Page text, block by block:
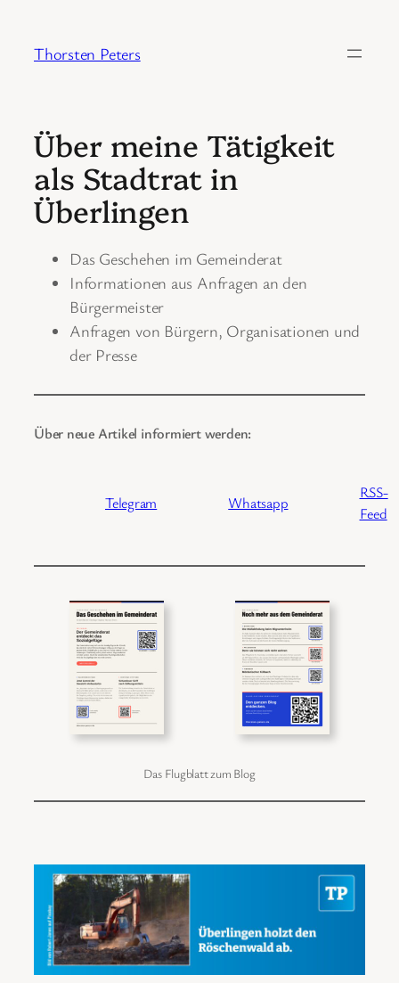
springen
Thorsten Peters
Über meine Tätigkeit
als Stadtrat in
Überlingen
Das Geschehen im Gemeinderat
Informationen aus Anfragen an den
Bürgermeister
Anfragen von Bürgern, Organisationen und
der Presse
Über neue Artikel informiert werden:
Telegram Whatsapp
RSS-
Feed
Das Flugblatt zum Blog